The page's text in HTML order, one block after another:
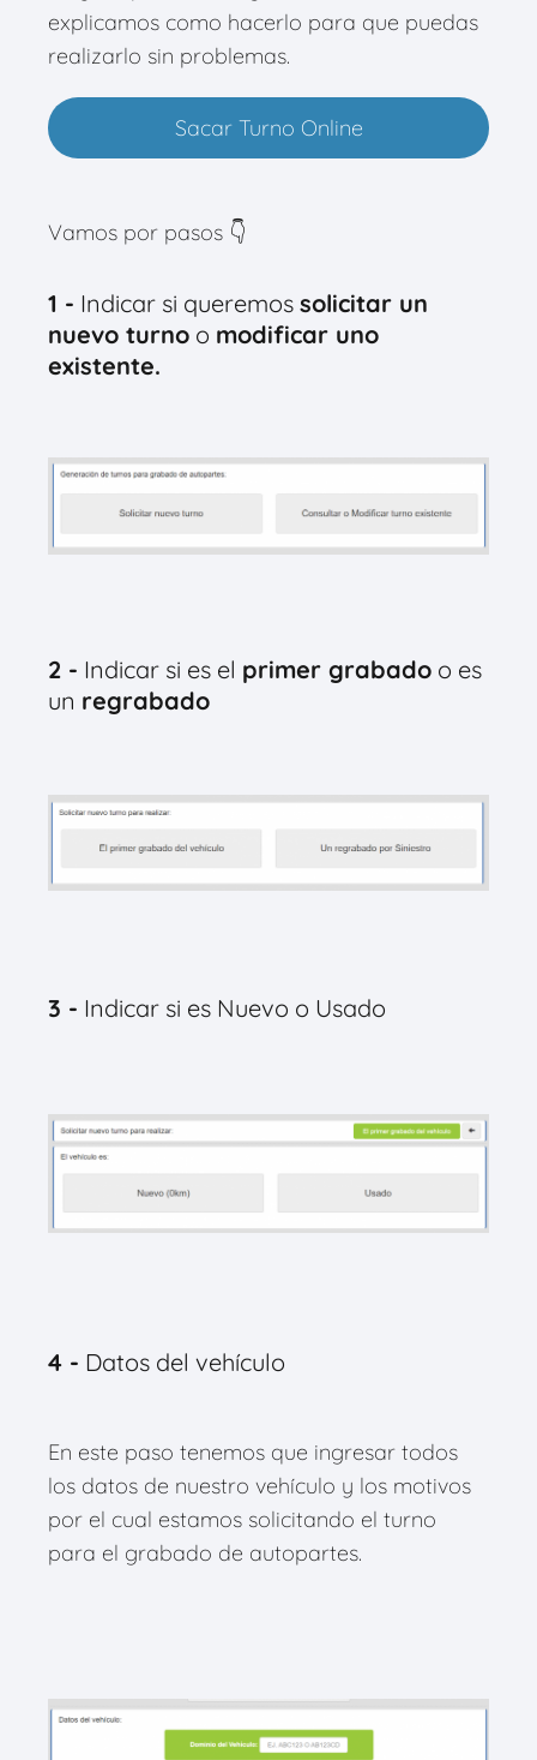
explicamos como hacerlo para que puedas
realizarlo sin problemas.
Sacar Turno Online
Vamos por pasos 👇
1 - Indicar si queremos solicitar un
nuevo turno o modificar uno
existente.
2 - Indicar si es el primer grabado o es
un regrabado
3 - Indicar si es Nuevo o Usado
4 - Datos del vehículo
En este paso tenemos que ingresar todos
los datos de nuestro vehículo y los motivos
por el cual estamos solicitando el turno
para el grabado de autopartes.